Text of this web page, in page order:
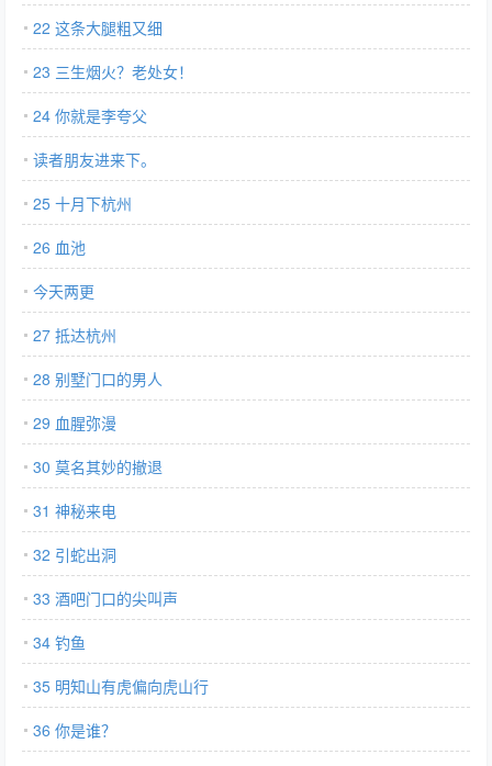
22 这条大腿粗又细
23 三生烟火？老处女！
24 你就是李夸父
读者朋友进来下。
25 十月下杭州
26 血池
今天两更
27 抵达杭州
28 别墅门口的男人
29 血腥弥漫
30 莫名其妙的撤退
31 神秘来电
32 引蛇出洞
33 酒吧门口的尖叫声
34 钓鱼
35 明知山有虎偏向虎山行
36 你是谁？